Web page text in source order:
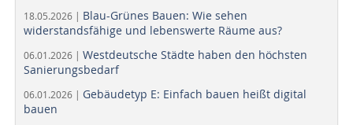
18.05.2026 | Blau-Grünes Bauen: Wie sehen
widerstandsfähige und lebenswerte Räume aus?
06.01.2026 | Westdeutsche Städte haben den höchsten
Sanierungsbedarf
06.01.2026 | Gebäudetyp E: Einfach bauen heißt digital
bauen